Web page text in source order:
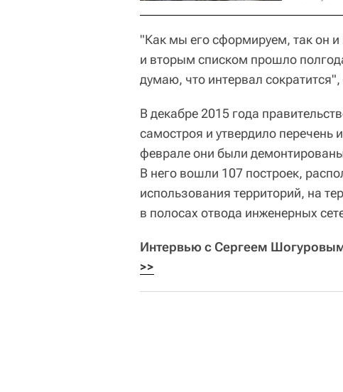
"Как мы его сформируем, так он
и вторым списком прошло
думаю, что интервал сократится",
В декабре 2015 года
самостроя и утвердило
феврале они были
В него вошли 107 построек,
использования территорий, на
в полосах отвода инженерных
Интервью с Сергеем
>>